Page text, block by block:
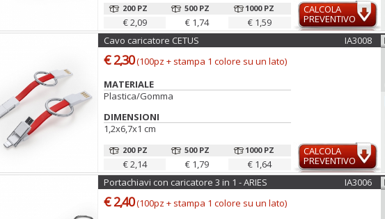
200 PZ
€ 2,09
500 PZ
€ 1,74
1000 PZ
€ 1,59
CALCOLA
PREVENTIVO
Cavo caricatore CETUS IA3008
€ 2,30(100pz + stampa 1 colore su un lato)
MATERIALE
Plastica/Gomma
DIMENSIONI
1,2x6,7x1 cm
200 PZ
€ 2,14
500 PZ
€ 1,79
1000 PZ
€ 1,64
CALCOLA
PREVENTIVO
Portachiavi con caricatore 3 in 1 - ARIES IA3006
€ 2,40(100pz + stampa 1 colore su un lato)